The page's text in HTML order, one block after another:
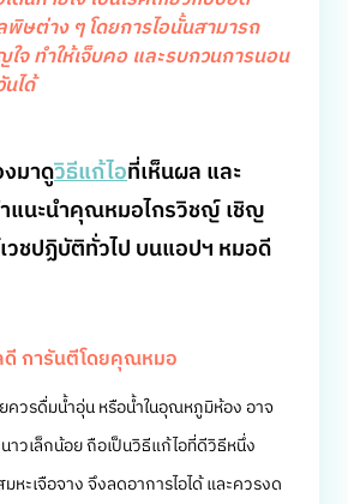
ษต่าง ๆ โดยการไอนั้นสามารถ
จ ทำให้เจ็บคอ และรบกวนการนอน
นได้
มาดูวิธีแก้ไอที่เห็นผล และ
แนะนำคุณหมอไกรวิชญ์ เชิญ
ชปฏิบัติทั่วไป บนแอปฯ หมอดี
ดี การันตีโดยคุณหมอ
ควรดื่มน้ำอุ่น หรือน้ำในอุณหภูมิห้อง อาจ
าวเล็กน้อย ถือเป็นวิธีแก้ไอที่ดีวิธีหนึ่ง
มหะเจือจาง จึงลดอาการไอได้ และควรงด